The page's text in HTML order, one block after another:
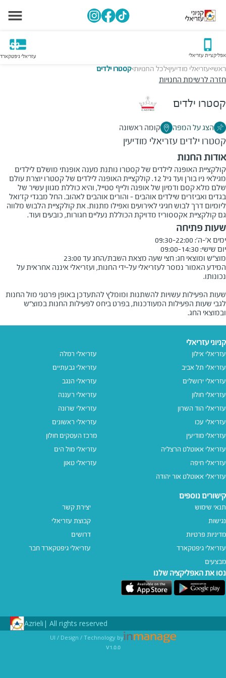
אפליקציית עזריאלי עזריאלי גיפטקארד
ראשי>עזריאלי מודיעין>לכל החנויות>קסטרו ילדים
חזרה לרשימת החנויות
קסטרו ילדים
הצג על המפה קומה ראשונה
קסטרו ילדים עזריאלי מודיעין
אודות החנות
קולקציית האופנה לילדים של קסטרו נותנת מענה אופנתי מושלם לילדים
מגילאי ניו בורן ועד גיל 12. קולקציית האופנה לילדים של קסטרו יוצרת עולם
שלם מלא קסם ודמיון של אופנה ולייף סטייל, והיא כוללת מגוון עשיר של
בגדים ואביזרים שילדים אוהבים - והורים אוהבים לאהוב. החל מבגדי קז'ואל
ליומיום דרך לבוש חגיגי לאירועים ואפילו מתנות. את קולקציית הלבוש מלווה
גם קולקציית אקססוריז מדויקת הכוללת נעליים חגורות, כובעים ועוד.
שעות פתיחה
מוצ"ש ומוצאי חג: חצי שעה מצאת השבת/החג עד 23:00
המידע האמור נמסר לעזריאלי על-ידי החנות, ועזריאלי איננה אחראית על
שעות הפעילות עשויות להשתנות ומומלץ להתעדכן באופן פרטני מול החנות
לגבי שעות הפעילות המעודכנות, בפרט ביחס לפעילות החנות במוצ"ש
ובמוצאי החג.
קניוני עזריאלי
עזריאלי אילון
עזריאלי תל אביב
עזריאלי ירושלים
עזריאלי חולון
עזריאלי הוד השרון
עזריאלי עכו
עזריאלי מודיעין
עזריאלי אאוטלט הרצליה
עזריאלי חיפה
עזריאלי אאוטלט אור יהודה
עזריאלי רמלה
עזריאלי גבעתיים
עזריאלי הנגב
עזריאלי רעננה
עזריאלי שרונה
עזריאלי ראשונים
מרכז העסקים חולון
עזריאלי מול הים
עזריאלי טאון
קישורים נוספים
תנאי שימוש
נגישות
מדיניות פרטיות
עזריאלי גיפטקארד
מבצעים
יצירת קשר
קבוצת עזריאלי
דרושים
עזריאלי גיפטקארד חבר‎
נסו את האפליקציה שלנו
All rights reserved |
Azrieli
UI / Design / Technology by
v1.0.0